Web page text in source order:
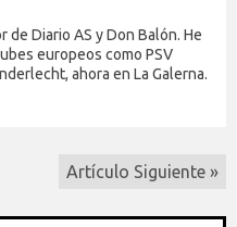
de Diario AS y Don Balón. He
europeos como PSV
ahora en La Galerna.
Artículo Siguiente »